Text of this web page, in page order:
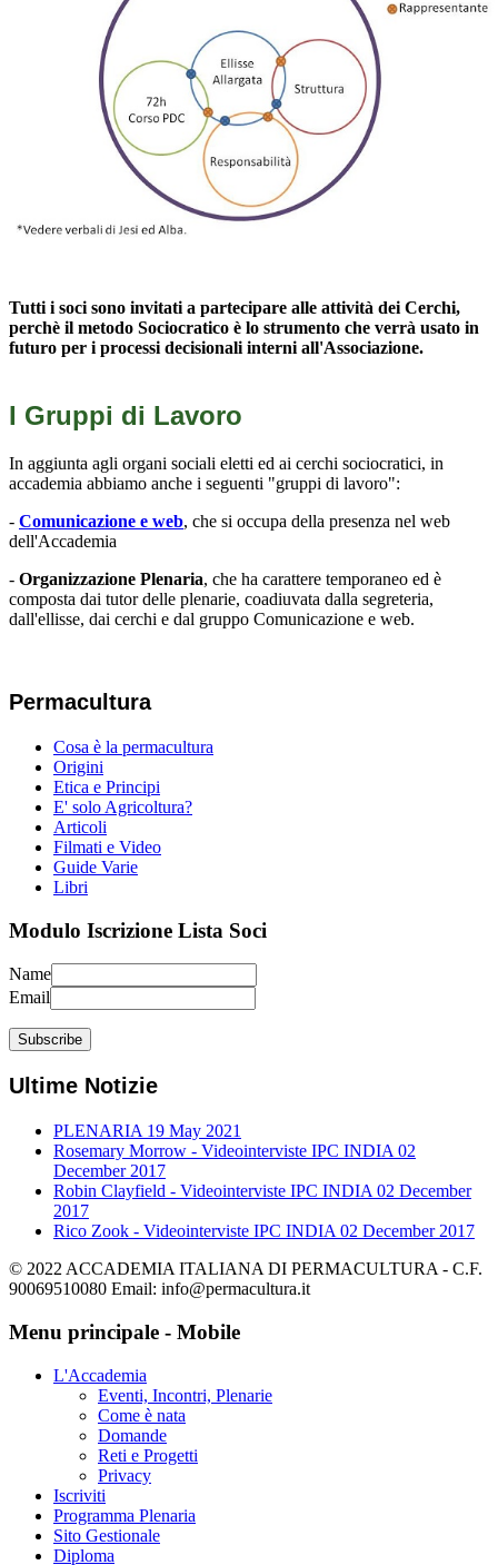
Tutti i soci sono invitati a partecipare alle attività dei Cerchi,
perchè il metodo Sociocratico è lo strumento che verrà usato in
futuro per i processi decisionali interni all'Associazione.
I Gruppi di Lavoro
In aggiunta agli organi sociali eletti ed ai cerchi sociocratici, in
accademia abbiamo anche i seguenti "gruppi di lavoro":
- Comunicazione e web, che si occupa della presenza nel web
dell'Accademia
- Organizzazione Plenaria, che ha carattere temporaneo ed è
composta dai tutor delle plenarie, coadiuvata dalla segreteria,
dall'ellisse, dai cerchi e dal gruppo Comunicazione e web.
Permacultura
Cosa è la permacultura
Origini
Etica e Principi
E' solo Agricoltura?
Articoli
Filmati e Video
Guide Varie
Libri
Modulo Iscrizione Lista Soci
Name
Email
Ultime Notizie
PLENARIA 19 May 2021
Rosemary Morrow - Videointerviste IPC INDIA 02
December 2017
Robin Clayfield - Videointerviste IPC INDIA 02 December
2017
Rico Zook - Videointerviste IPC INDIA 02 December 2017
© 2022 ACCADEMIA ITALIANA DI PERMACULTURA - C.F.
90069510080 Email: info@permacultura.it
Menu principale - Mobile
L'Accademia
Eventi, Incontri, Plenarie
Come è nata
Domande
Reti e Progetti
Privacy
Iscriviti
Programma Plenaria
Sito Gestionale
Diploma